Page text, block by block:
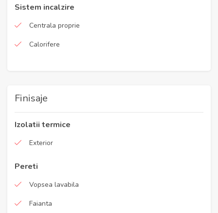
Sistem incalzire
Centrala proprie
Calorifere
Finisaje
Izolatii termice
Exterior
Pereti
Vopsea lavabila
Faianta